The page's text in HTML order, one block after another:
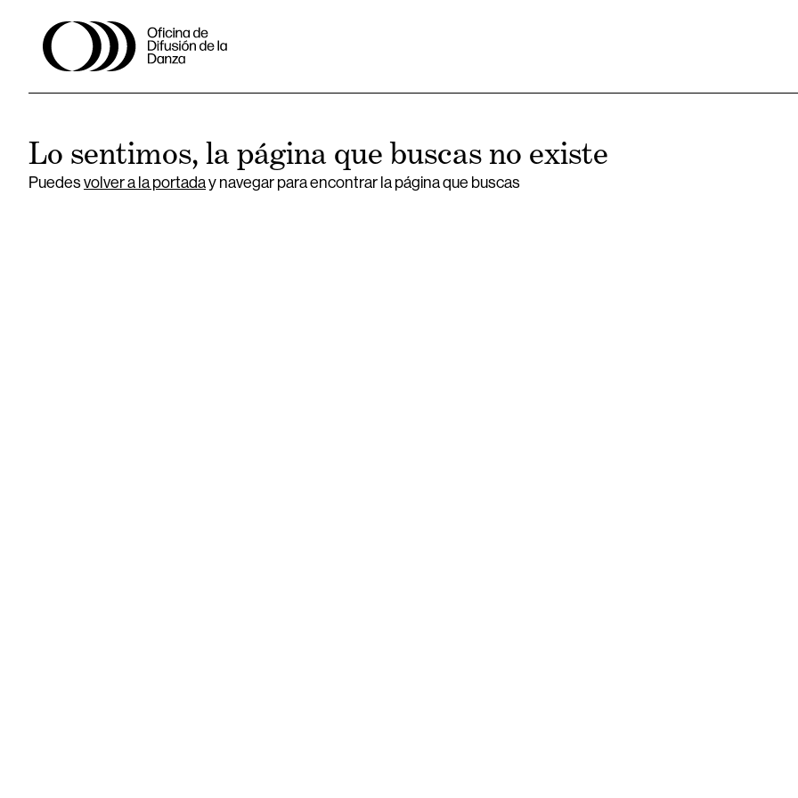
Lo sentimos, la página que buscas no existe
Puedesvolver a la portaday navegar para encontrar la página que buscas